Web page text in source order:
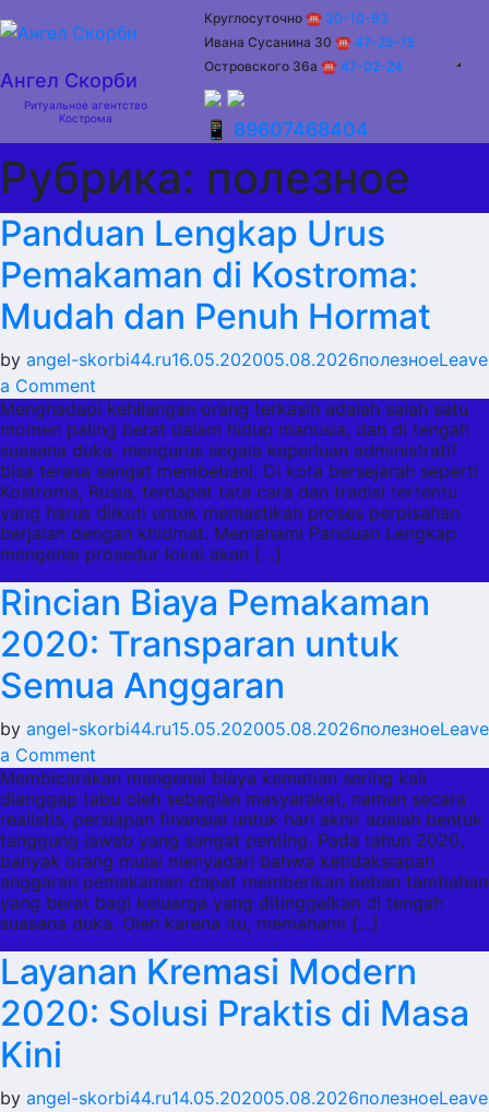
to
Ангел Скорби
Ритуальное агентство
Кострома
Круглосуточно ☎ 30-10-93
Ивана Сусанина 30 ☎ 47-25-75
Островского 36а ☎ 47-02-24
📱 89607468404
Рубрика: полезное
Panduan Lengkap Urus
Pemakaman di Kostroma:
Mudah dan Penuh Hormat
by angel-skorbi44.ru16.05.202005.08.2026полезноеLeave
a Comment
Panduan
Lengkap
Urus
Pemakaman
di
Kostroma:
dan
Penuh
Hormat
Menghadapi kehilangan orang terkasih adalah salah satu
momen paling berat dalam hidup manusia, dan di tengah
suasana duka, mengurus segala keperluan administratif
bisa terasa sangat membebani. Di kota bersejarah seperti
Kostroma, Rusia, terdapat tata cara dan tradisi tertentu
yang harus diikuti untuk memastikan proses perpisahan
berjalan dengan khidmat. Memahami Panduan Lengkap
mengenai prosedur lokal akan […]
Rincian Biaya Pemakaman
2020: Transparan untuk
Semua Anggaran
by angel-skorbi44.ru15.05.202005.08.2026полезноеLeave
a Comment
Rincian
Biaya
Pemakaman
2020:
Transparan
untuk
Semua
Anggaran
Membicarakan mengenai biaya kematian sering kali
dianggap tabu oleh sebagian masyarakat, namun secara
realistis, persiapan finansial untuk hari akhir adalah bentuk
tanggung jawab yang sangat penting. Pada tahun 2020,
banyak orang mulai menyadari bahwa ketidaksiapan
anggaran pemakaman dapat memberikan beban tambahan
yang berat bagi keluarga yang ditinggalkan di tengah
suasana duka. Oleh karena itu, memahami […]
Layanan Kremasi Modern
2020: Solusi Praktis di Masa
Kini
by angel-skorbi44.ru14.05.202005.08.2026полезноеLeave